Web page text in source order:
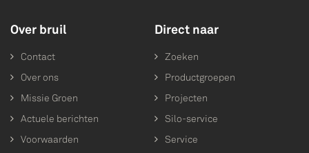
Over bruil
Contact
Over ons
Missie Groen
Actuele berichten
Voorwaarden
Direct naar
Zoeken
Productgroepen
Projecten
Silo-service
Service